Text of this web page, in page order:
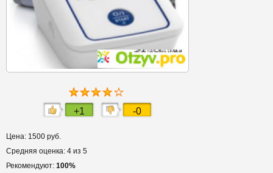
+1 -0
Цена: 1500 руб.
Средняя оценка: 4 из 5
Рекомендуют: 100%